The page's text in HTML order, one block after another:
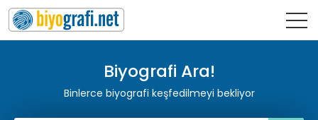
Biyografi Ara!
Binlerce biyografi keşfedilmeyi bekliyor